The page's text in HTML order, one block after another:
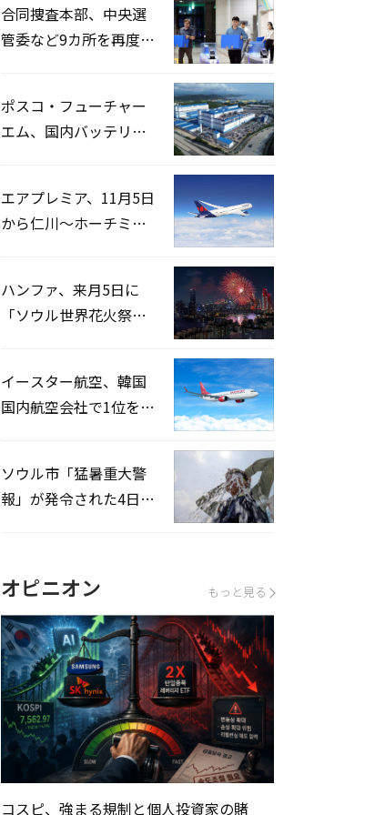
合同捜査本部、中央選
管委など9カ所を再度家
ポスコ・フューチャー
エム、国内バッテリー
エアプレミア、11月5日
から仁川〜ホーチミン
ハンファ、来月5日に
「ソウル世界花火祭り
イースター航空、韓国
国内航空会社で1位を記
ソウル市「猛暑重大警
報」が発令された4日、
オピニオン もっと見る
コスピ、強まる規制と個人投資家の賭